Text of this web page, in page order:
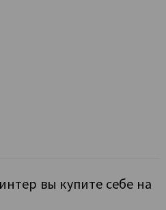
вы купите себе на